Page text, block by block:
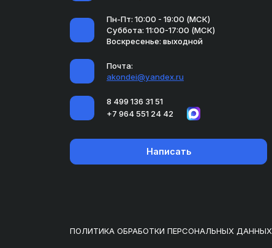
Пн-Пт: 10:00 - 19:00 (МСК)
Суббота: 11:00-17:00 (МСК)
Воскресенье: выходной
Почта:
akondei@yandex.ru
8 499 136 31 51
+7 964 551 24 42
Написать
ПОЛИТИКА ОБРАБОТКИ ПЕРСОНАЛЬНЫХ ДАННЫХ